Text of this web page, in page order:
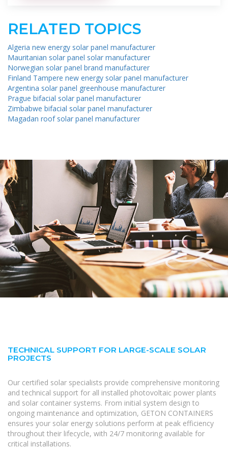
RELATED TOPICS
Algeria new energy solar panel manufacturer
Mauritanian solar panel solar manufacturer
Norwegian solar panel brand manufacturer
Finland Tampere new energy solar panel manufacturer
Argentina solar panel greenhouse manufacturer
Prague bifacial solar panel manufacturer
Zimbabwe bifacial solar panel manufacturer
Magadan roof solar panel manufacturer
TECHNICAL SUPPORT FOR LARGE-SCALE SOLAR
PROJECTS
Our certified solar specialists provide comprehensive monitoring
and technical support for all installed photovoltaic power plants
and solar container systems. From initial system design to
ongoing maintenance and optimization, GETON CONTAINERS
ensures your solar energy solutions perform at peak efficiency
throughout their lifecycle, with 24/7 monitoring available for
critical installations.